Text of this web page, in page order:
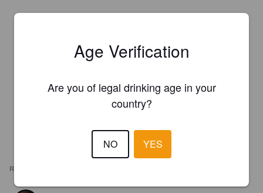
REVIEWS
Age Verification
Are you of legal drinking age in your
country?
NO YES